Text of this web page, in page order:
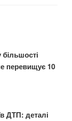
перевищує 10
ДТП: деталі